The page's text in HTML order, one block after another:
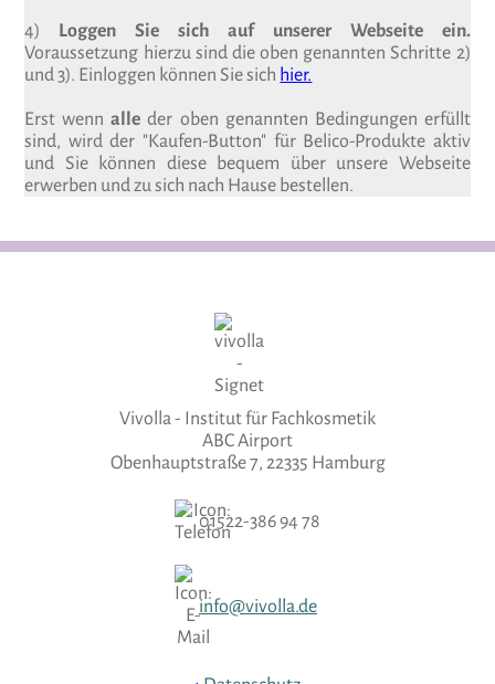
4) Loggen Sie sich auf unserer Webseite ein.
Voraussetzung hierzu sind die oben genannten Schritte 2)
und 3). Einloggen können Sie sich hier.
Erst wennalle der oben genannten Bedingungen erfüllt
sind, wird der "Kaufen-Button" für Belico-Produkte aktiv
und Sie können diese bequem über unsere Webseite
erwerben und zu sich nach Hause bestellen.
Vivolla - Institut für Fachkosmetik
ABC Airport
Obenhauptstraße 7, 22335 Hamburg
01522-386 94 78
info@vivolla.de